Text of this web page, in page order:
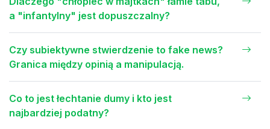
a "infantylny" jest dopuszczalny?
Czy subiektywne stwierdzenie to fake news?
Granica między opinią a manipulacją.
Co to jest łechtanie dumy i kto jest
najbardziej podatny?